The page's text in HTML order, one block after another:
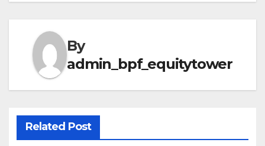
By
admin_bpf_equitytower
Related Post